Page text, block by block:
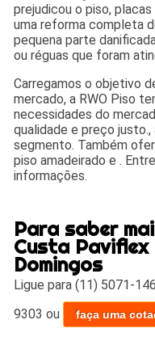
prejudicou o piso,
uma reforma completa
pequena parte
ou réguas que foram
Carregamos o objetivo
mercado, a RWO Piso
necessidades do
qualidade e preço
segmento. Também
piso amadeirado e .
informações.
Para saber
Custa Paviflex
Domingos
Ligue para(11) 5071-
9303 ou faça uma